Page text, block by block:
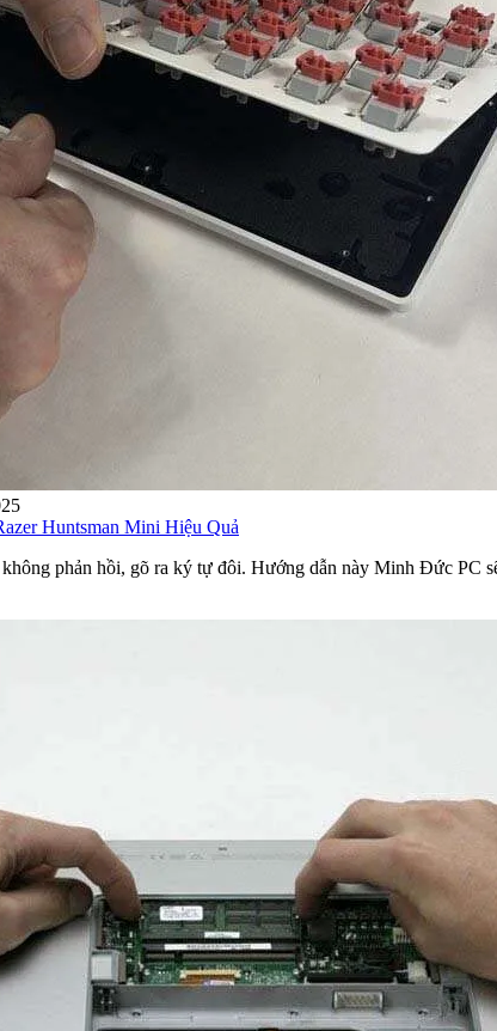
Huntsman Mini Hiệu Quả
phản hồi, gõ ra ký tự đôi. Hướng dẫn này Minh Đức